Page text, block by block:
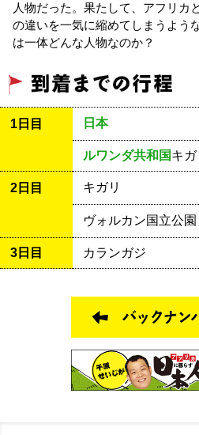
人物だった。果たして、アフリカ
の違いを一気に縮めてしまうよう
は一体どんな人物なのか？
1日目 日本
ルワンダ共和国キガ
2日目 キガリ
ヴォルカン国立公園
3日目 カランガジ